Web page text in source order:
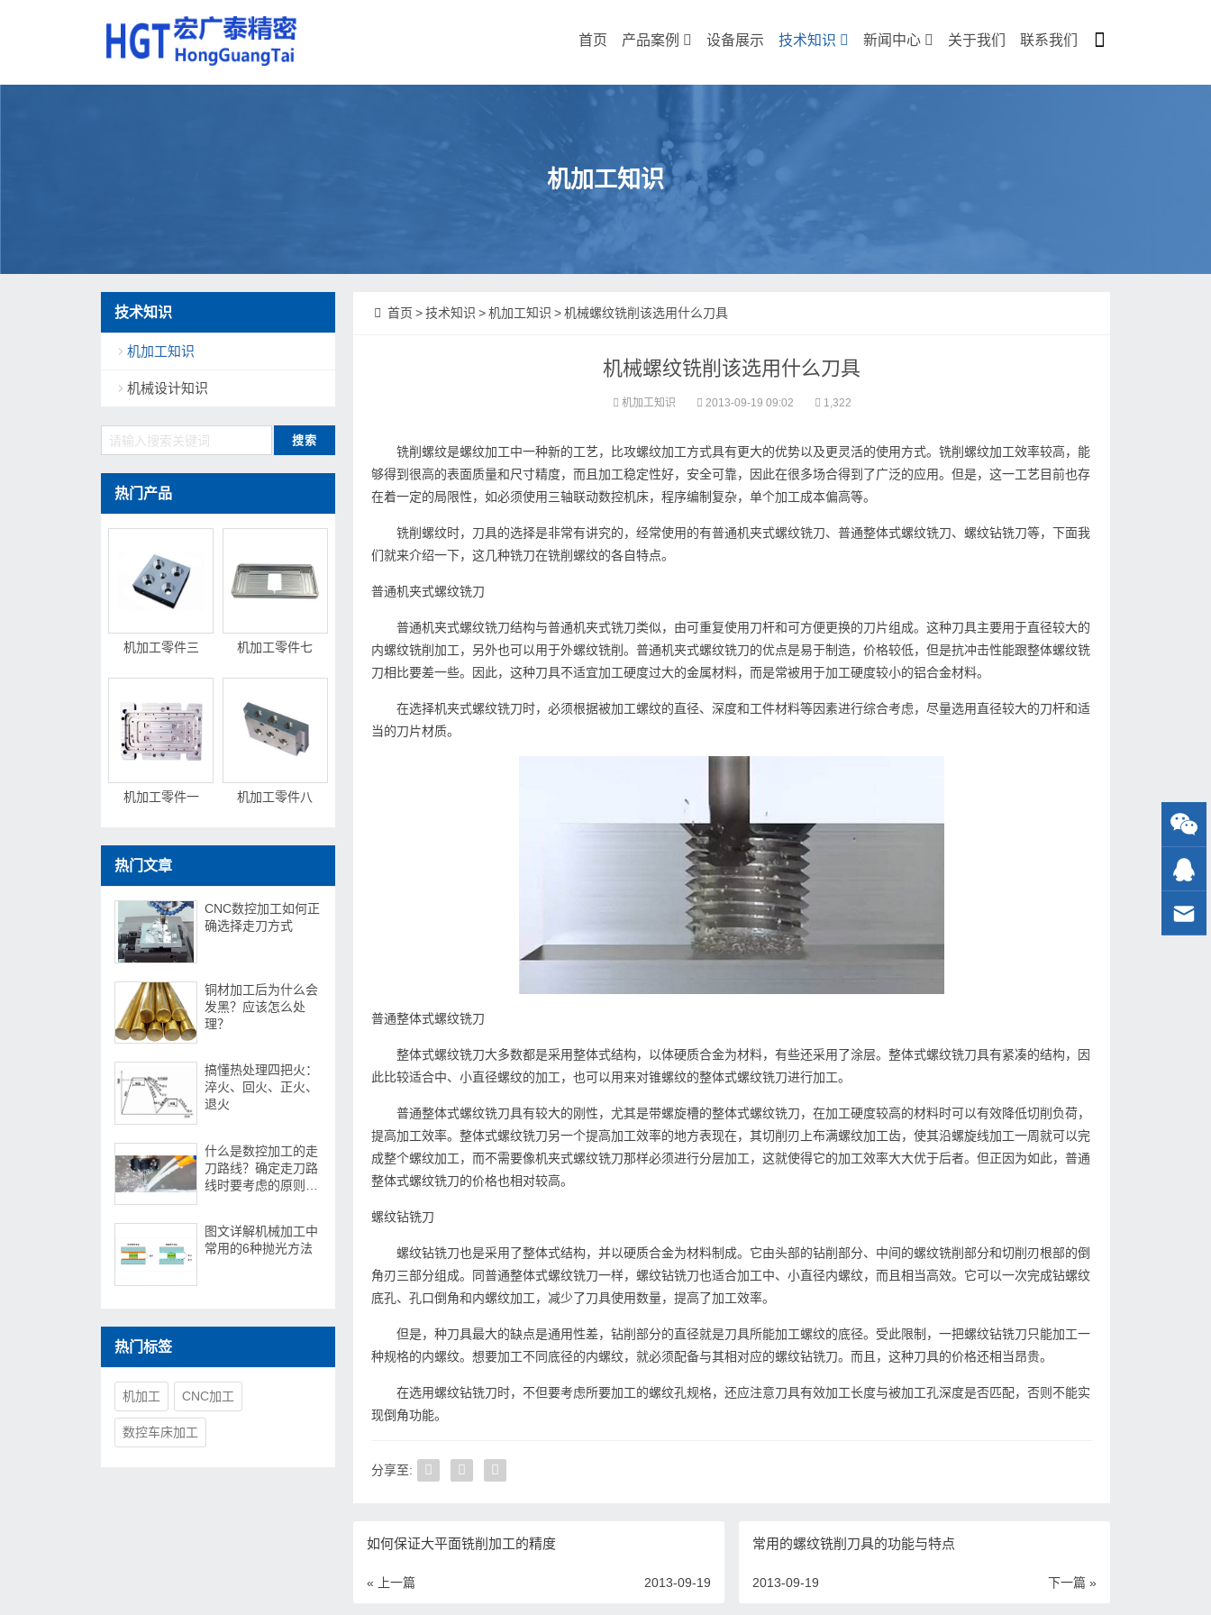
首页 产品案例 设备展示 技术知识 新闻中心 关于我们 联系我们
机加工知识
首页 >技术知识 >机加工知识 >机械螺纹铣削该选用什么刀具
机械螺纹铣削该选用什么刀具
机加工知识 2013-09-19 09:02 1,322
铣削螺纹是螺纹加工中一种新的工艺，比攻螺纹加工方式具有更大的优势以及更灵活的使用方式。铣削螺纹加工效率较高，能
够得到很高的表面质量和尺寸精度，而且加工稳定性好，安全可靠，因此在很多场合得到了广泛的应用。但是，这一工艺目前也存
在着一定的局限性，如必须使用三轴联动数控机床，程序编制复杂，单个加工成本偏高等。
铣削螺纹时，刀具的选择是非常有讲究的，经常使用的有普通机夹式螺纹铣刀、普通整体式螺纹铣刀、螺纹钻铣刀等，下面我
们就来介绍一下，这几种铣刀在铣削螺纹的各自特点。
普通机夹式螺纹铣刀
普通机夹式螺纹铣刀结构与普通机夹式铣刀类似，由可重复使用刀杆和可方便更换的刀片组成。这种刀具主要用于直径较大的
内螺纹铣削加工，另外也可以用于外螺纹铣削。普通机夹式螺纹铣刀的优点是易于制造，价格较低，但是抗冲击性能跟整体螺纹铣
刀相比要差一些。因此，这种刀具不适宜加工硬度过大的金属材料，而是常被用于加工硬度较小的铝合金材料。
在选择机夹式螺纹铣刀时，必须根据被加工螺纹的直径、深度和工件材料等因素进行综合考虑，尽量选用直径较大的刀杆和适
当的刀片材质。
普通整体式螺纹铣刀
整体式螺纹铣刀大多数都是采用整体式结构，以体硬质合金为材料，有些还采用了涂层。整体式螺纹铣刀具有紧凑的结构，因
此比较适合中、小直径螺纹的加工，也可以用来对锥螺纹的整体式螺纹铣刀进行加工。
普通整体式螺纹铣刀具有较大的刚性，尤其是带螺旋槽的整体式螺纹铣刀，在加工硬度较高的材料时可以有效降低切削负荷，
提高加工效率。整体式螺纹铣刀另一个提高加工效率的地方表现在，其切削刃上布满螺纹加工齿，使其沿螺旋线加工一周就可以完
成整个螺纹加工，而不需要像机夹式螺纹铣刀那样必须进行分层加工，这就使得它的加工效率大大优于后者。但正因为如此，普通
整体式螺纹铣刀的价格也相对较高。
螺纹钻铣刀
螺纹钻铣刀也是采用了整体式结构，并以硬质合金为材料制成。它由头部的钻削部分、中间的螺纹铣削部分和切削刃根部的倒
角刃三部分组成。同普通整体式螺纹铣刀一样，螺纹钻铣刀也适合加工中、小直径内螺纹，而且相当高效。它可以一次完成钻螺纹
底孔、孔口倒角和内螺纹加工，减少了刀具使用数量，提高了加工效率。
但是，种刀具最大的缺点是通用性差，钻削部分的直径就是刀具所能加工螺纹的底径。受此限制，一把螺纹钻铣刀只能加工一
种规格的内螺纹。想要加工不同底径的内螺纹，就必须配备与其相对应的螺纹钻铣刀。而且，这种刀具的价格还相当昂贵。
在选用螺纹钻铣刀时，不但要考虑所要加工的螺纹孔规格，还应注意刀具有效加工长度与被加工孔深度是否匹配，否则不能实
现倒角功能。
分享至:
如何保证大平面铣削加工的精度
« 上一篇 2013-09-19
常用的螺纹铣削刀具的功能与特点
下一篇 »
2013-09-19
技术知识
机加工知识
机械设计知识
热门产品
机加工零件三 机加工零件七
机加工零件一 机加工零件八
热门文章
CNC数控加工如何正
确选择走刀方式
铜材加工后为什么会
发黑？应该怎么处
理？
搞懂热处理四把火：
淬火、回火、正火、
退火
什么是数控加工的走
刀路线？确定走刀路
线时要考虑的原则是
图文详解机械加工中
常用的6种抛光方法
热门标签
机加工 CNC加工
数控车床加工